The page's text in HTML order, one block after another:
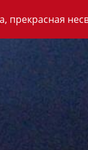
прекрасная